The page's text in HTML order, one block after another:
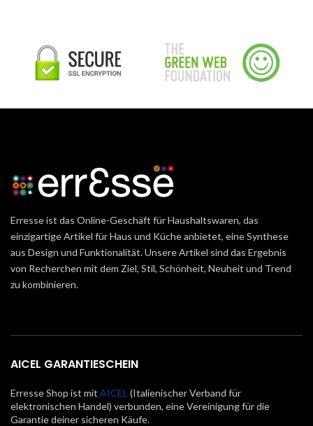
Erresse ist das Online-Geschäft für Haushaltswaren, das
einzigartige Artikel für Haus und Küche anbietet, eine Synthese
aus Design und Funktionalität. Unsere Artikel sind das Ergebnis
von Recherchen mit dem Ziel, Stil, Schönheit, Neuheit und Trend
zu kombinieren.
AICEL GARANTIESCHEIN
Erresse Shop ist mit AICEL (Italienischer Verband für
elektronischen Handel) verbunden, eine Vereinigung für die
Garantie deiner sicheren Käufe.